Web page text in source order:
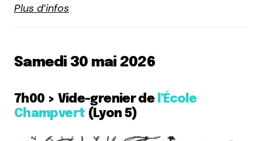
Plus d’infos
Samedi 30 mai 2026
7h00 > Vide-grenier de l’École
Champvert (Lyon 5)